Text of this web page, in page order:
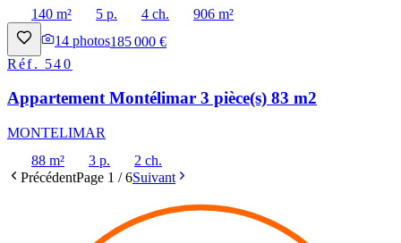
140 m²
5 p. 4 ch.
906 m²
14 photos185 000 €
Réf. 540
Appartement Montélimar 3 pièce(s) 83 m2
MONTELIMAR
88 m²
3 p.
2 ch.
PrécédentPage 1 /6Suivant